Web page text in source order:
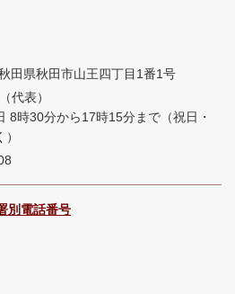
田県秋田市山王四丁目1番1号
代表）
8時30分から17時15分まで （祝日・
別電話番号